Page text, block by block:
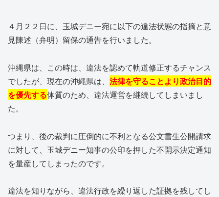
４月２２日に、玉城デニー宛に以下の違法状態の指摘と意
見陳述（弁明）留保の通告を行いました。
沖縄県は、この時は、違法を認めて軌道修正するチャンス
でしたが、現在の沖縄県は、 法律を守ることより政治目的
を優先する体質のため、違法運営を継続してしまいまし
た。
つまり、後の裁判に圧倒的に不利となる公文書生公開請求
に対して、玉城デニー知事の公印を押した不開示決定通知
を量産してしまったのです。
違法を知りながら、違法行政を繰り返した証拠を残してし